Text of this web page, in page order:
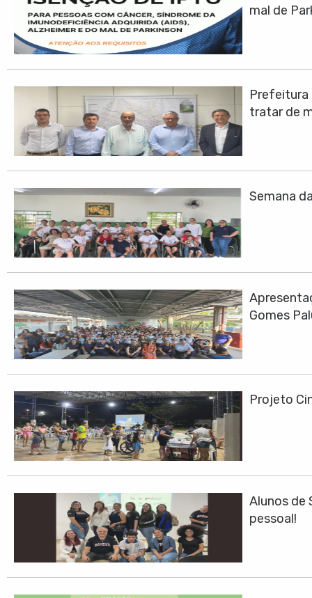
mal de
Prefeitura
tratar de
Semana
Gomes
Projeto
Alunos de
pessoal!